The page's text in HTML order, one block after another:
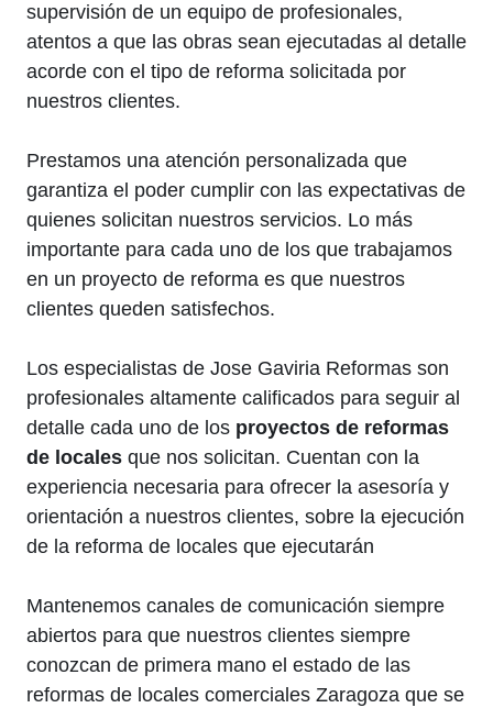
supervisión de un equipo de profesionales,
atentos a que las obras sean ejecutadas al detalle
acorde con el tipo de reforma solicitada por
nuestros clientes.
Prestamos una atención personalizada que
garantiza el poder cumplir con las expectativas de
quienes solicitan nuestros servicios. Lo más
importante para cada uno de los que trabajamos
en un proyecto de reforma es que nuestros
clientes queden satisfechos.
Los especialistas de Jose Gaviria Reformas son
profesionales altamente calificados para seguir al
detalle cada uno de los proyectos de reformas
de locales que nos solicitan. Cuentan con la
experiencia necesaria para ofrecer la asesoría y
orientación a nuestros clientes, sobre la ejecución
de la reforma de locales que ejecutarán
Mantenemos canales de comunicación siempre
abiertos para que nuestros clientes siempre
conozcan de primera mano el estado de las
reformas de locales comerciales Zaragoza que se